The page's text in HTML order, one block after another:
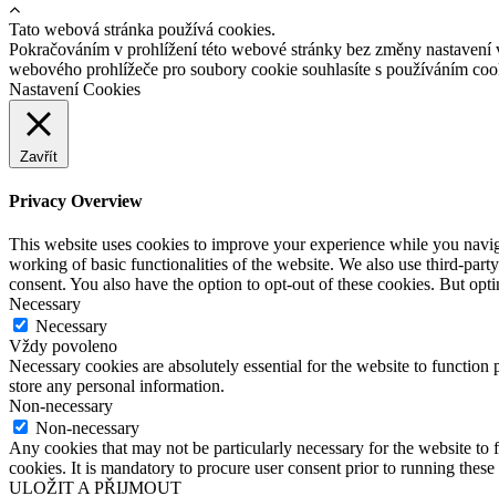
Tato webová stránka používá cookies.
Pokračováním v prohlížení této webové stránky bez změny nastavení
webového prohlížeče pro soubory cookie souhlasíte s používáním
Nastavení Cookies
Zavřít
Privacy Overview
This website uses cookies to improve your experience while you
working of basic functionalities of the website. We also use third-
consent. You also have the option to opt-out of these cookies. But
Necessary
Necessary
Vždy povoleno
Necessary cookies are absolutely essential for the website to
store any personal information.
Non-necessary
Non-necessary
Any cookies that may not be particularly necessary for the website to
cookies. It is mandatory to procure user consent prior to running
ULOŽIT A PŘIJMOUT